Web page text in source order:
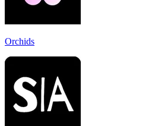
Orchids